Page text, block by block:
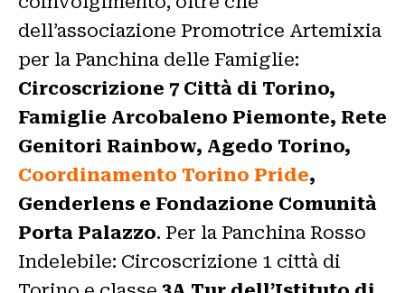
dell’associazione Promotrice Artemixia
per la Panchina delle Famiglie:
Circoscrizione 7 Città di Torino,
Famiglie Arcobaleno Piemonte, Rete
Genitori Rainbow, Agedo Torino,
Coordinamento Torino Pride,
Genderlens e Fondazione Comunità
Porta Palazzo. Per la Panchina Rosso
Indelebile: Circoscrizione 1 città di